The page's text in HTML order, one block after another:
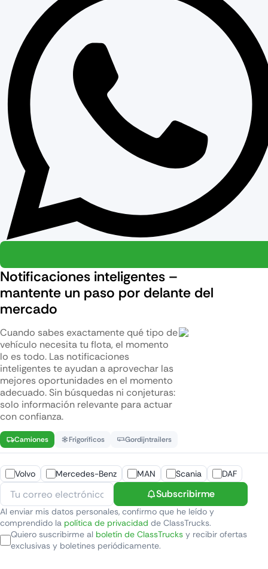
Notificaciones inteligentes –
mantente un paso por delante del
mercado
Cuando sabes exactamente qué tipo de
vehículo necesita tu flota, el momento
lo es todo. Las notificaciones
inteligentes te ayudan a aprovechar las
mejores oportunidades en el momento
adecuado. Sin búsquedas ni conjeturas:
solo información relevante para actuar
con confianza.
Camiones Frigoríficos Gordijntrailers
Volvo Mercedes-Benz MAN Scania DAF
Subscribirme
Al enviar mis datos personales, confirmo que he leído y
comprendido la política de privacidad de ClassTrucks.
Quiero suscribirme al boletín de ClassTrucks y recibir ofertas
exclusivas y boletines periódicamente.